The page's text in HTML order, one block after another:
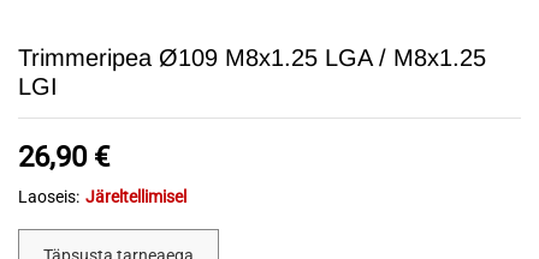
Trimmeripea Ø109 M8x1.25 LGA / M8x1.25
LGI
26,90 €
Laoseis: Järeltellimisel